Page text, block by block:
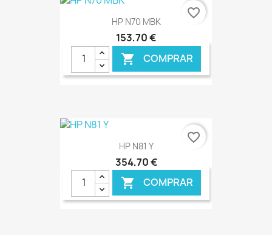
€ ONLINE
HP N70 MBK
153,70 €
 COMPRAR
€ ONLINE
favorite_border
HP N81 Y
354,70 €
 COMPRAR
favorite_border